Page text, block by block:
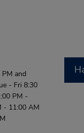
and
- Fri 8:30
PM -
- 11:00 AM